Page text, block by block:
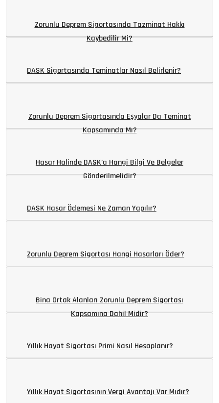
Zorunlu Deprem Sigortasında Tazminat Hakkı
Kaybedilir Mi?
DASK Sigortasında Teminatlar Nasıl Belirlenir?
Zorunlu Deprem Sigortasında Eşyalar Da Teminat
Kapsamında Mı?
Hasar Halinde DASK’a Hangi Bilgi Ve Belgeler
Gönderilmelidir?
DASK Hasar Ödemesi Ne Zaman Yapılır?
Zorunlu Deprem Sigortası Hangi Hasarları Öder?
Bina Ortak Alanları Zorunlu Deprem Sigortası
Kapsamına Dahil Midir?
Yıllık Hayat Sigortası Primi Nasıl Hesaplanır?
Yıllık Hayat Sigortasının Vergi Avantajı Var Mıdır?